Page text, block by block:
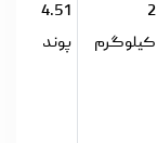
2
کیلوگرم
4.51
پوند